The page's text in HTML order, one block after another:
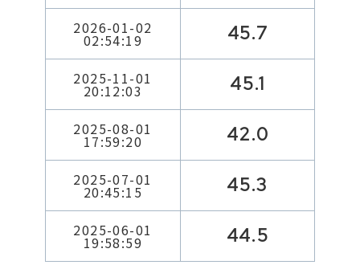
2026-01-02
02:54:19 45.7
2025-11-01
20:12:03 45.1
2025-08-01
17:59:20 42.0
2025-07-01
20:45:15 45.3
2025-06-01
19:58:59 44.5